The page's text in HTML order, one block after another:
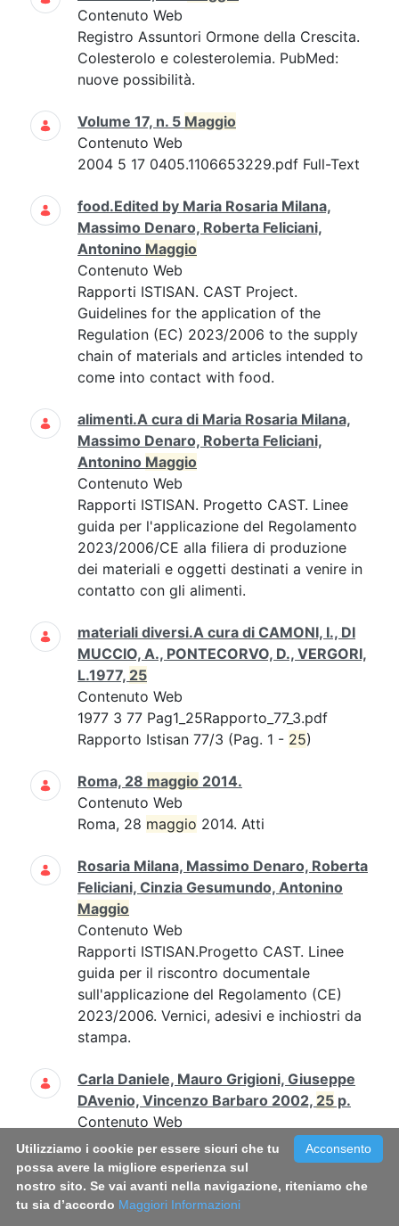
Contenuto Web
Registro Assuntori Ormone della Crescita.
Colesterolo e colesterolemia. PubMed:
nuove possibilità.
Volume 17, n. 5 Maggio
Contenuto Web
2004 5 17 0405.1106653229.pdf Full-Text
food.Edited by Maria Rosaria Milana,
Massimo Denaro, Roberta Feliciani,
Antonino Maggio
Contenuto Web
Rapporti ISTISAN. CAST Project.
Guidelines for the application of the
Regulation (EC) 2023/2006 to the supply
chain of materials and articles intended to
come into contact with food.
alimenti.A cura di Maria Rosaria Milana,
Massimo Denaro, Roberta Feliciani,
Antonino Maggio
Contenuto Web
Rapporti ISTISAN. Progetto CAST. Linee
guida per l'applicazione del Regolamento
2023/2006/CE alla filiera di produzione
dei materiali e oggetti destinati a venire in
contatto con gli alimenti.
materiali diversi.A cura di CAMONI, I., DI
MUCCIO, A., PONTECORVO, D., VERGORI,
L.1977, 25
Contenuto Web
1977 3 77 Pag1_25Rapporto_77_3.pdf
Rapporto Istisan 77/3 (Pag. 1 - 25)
Roma, 28 maggio 2014.
Contenuto Web
Roma, 28 maggio 2014. Atti
Rosaria Milana, Massimo Denaro, Roberta
Feliciani, Cinzia Gesumundo, Antonino
Maggio
Contenuto Web
Rapporti ISTISAN.Progetto CAST. Linee
guida per il riscontro documentale
sull'applicazione del Regolamento (CE)
2023/2006. Vernici, adesivi e inchiostri da
stampa.
Carla Daniele, Mauro Grigioni, Giuseppe
DAvenio, Vincenzo Barbaro 2002, 25 p.
Contenuto Web
Carla Daniele, Mauro Grigioni, Giuseppe
D'Avenio, Vincenzo Barbaro 2002,25
p....Carla Daniele, Mauro Grigioni,
Giuseppe D'Avenio, Vincenzo Barbaro
Acconsento
Utilizziamo i cookie per essere sicuri che tu
possa avere la migliore esperienza sul
nostro sito. Se vai avanti nella navigazione, riteniamo che
tu sia d’accordo Maggiori Informazioni